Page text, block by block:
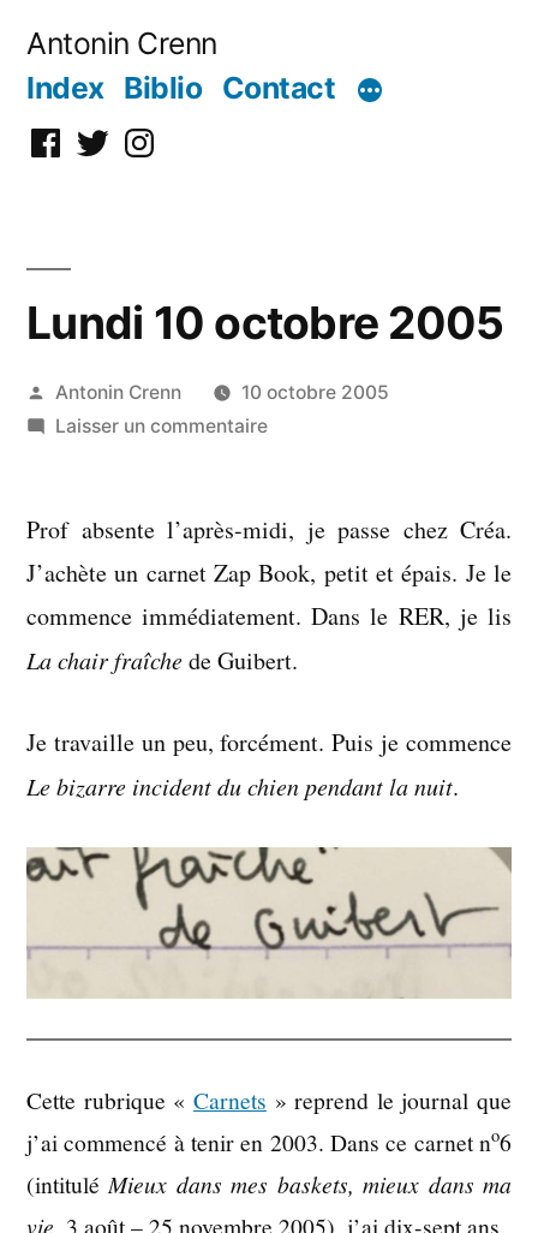
Antonin Crenn
Index Biblio Contact
Facebook
TwitterInstagram
Lundi 10 octobre 2005
Publié
par
Antonin Crenn
10 octobre 2005
Laisser un commentairesur
octobre
Prof absente l’après-midi, je passe chez Créa.
J’achète un carnet Zap Book, petit et épais. Je le
commence immédiatement. Dans le RER, je lis
La chair fraîchede Guibert.
Je travaille un peu, forcément. Puis je commence
Le bizarre incident du chien pendant la nuit.
Cette rubrique « Carnets » reprend le journal que
j’ai commencé à tenir en 2003. Dans ce carnet no6
(intitulé Mieux dans mes baskets, mieux dans ma
vie, 3 août – 25 novembre 2005), j’ai dix-sept ans.